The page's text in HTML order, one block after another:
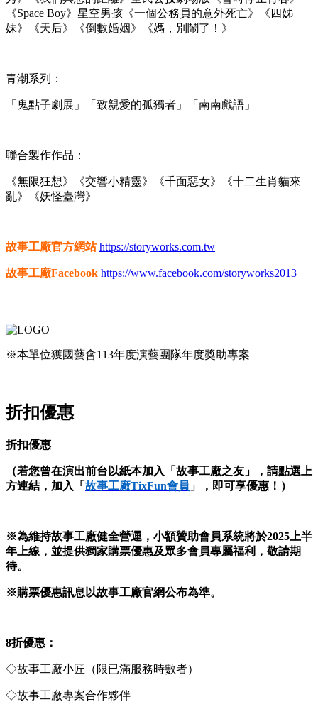
《Space Boy》星空男孩《一個公務員的意外死亡》《四姊
妹》《天后》《倒數婚姻》《媽，別鬧了！》
青潮系列：
「鬼點子劇展」「致親愛的孤獨者」「南南戲語」
聯合製作作品：
《無限狂想》《交響小精靈》《千面惡女》《十二生肖貓來
亂》《妖怪臺灣》
故事工廠官方網站https://storyworks.com.tw
故事工廠Facebook https://www.facebook.com/storyworks2013
※本單位獲國藝會113年度演藝團隊年度獎助專案
折扣優惠
折扣優惠
（若您曾在演出前台以紙本加入「故事工廠之友」，請點選上
方連結，加入「 故事工廠TixFun會員 」，即可享優惠！）
※為維持故事工廠健全營運，小額贊助會員系統將於2025上半
年上線，並提供獨家購票優惠及眾多會員專屬福利，敬請期
待。
※購票優惠訊息以故事工廠官網公布為準。
8折優惠：
◇故事工廠小匠（限已滿服務時數者）
◇故事工廠專案合作夥伴